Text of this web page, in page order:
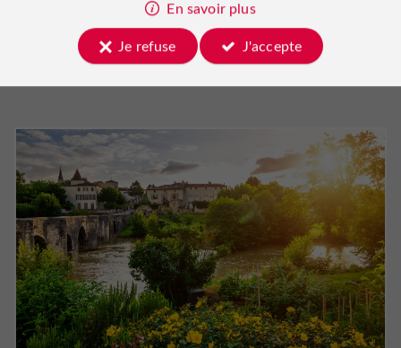
Barbaste et son Moulin des Tours
Mézin et le Musée du liège et du bouchon
Le Château de Poudenas.
En savoir plus
Je refuse
J'accepte